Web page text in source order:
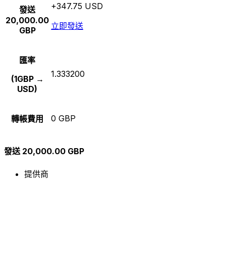
發送
20,000.00
GBP
+347.75 USD
立即發送
匯率
(1GBP →
USD)
1.333200
轉帳費用 0 GBP
發送 20,000.00 GBP
提供商